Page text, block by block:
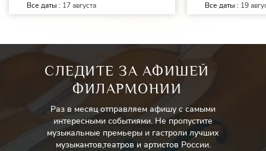
Все даты : 17 августа Все даты : 19
СЛЕДИТЕ ЗА АФИШЕЙ
ФИЛАРМОНИИ
Раз в месяц отправляем афишу с самыми
интересными событиями. Не пропустите
музыкальные премьеры и гастроли лучших
музыкантов,театров и артистов России.